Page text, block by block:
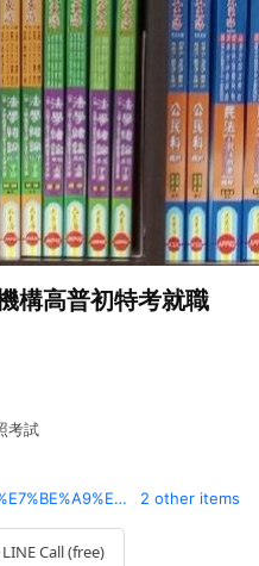
構高普初特考就職
考試
www.facebook.com/%E5%98%89%E7%BE%A9%E5%A4%A7%E6%9D%B1%E6%B5%B7-%E5%9C%8B%E5%AE%B6%E5%85%AC%E8%81%B7%E5%9C%8B%E7%87%9F%E4%BA%8B%E6%A5%AD%E9%87%91%E8%9E%8D%E9%8A%80%E8%A1%8C%E8%AD%89%E7%85%A7%E5%B0%B1%E6%A5%AD%E8%80%83%E8%A9%A6-%E8%A3%9C%E7%BF%92%E7%8F%AD-256394171877358/?modal=admin_todo_tour 2 other items
LINE Call (free)